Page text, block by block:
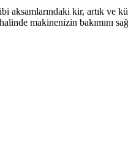
aksamlarındaki kir, artık ve
makinenizin bakımını